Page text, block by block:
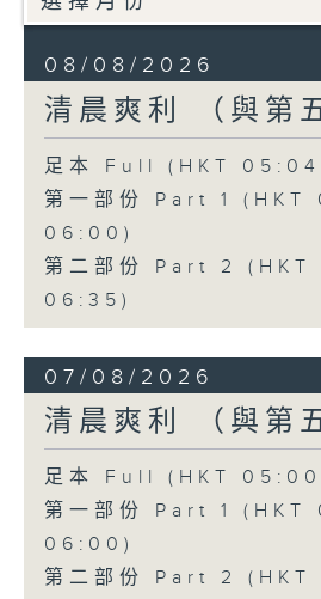
08/08/2026
清晨爽利 （與第
足本 Full (HKT
第一部份 Part 1
06:00)
第二部份 Part 2
06:35)
07/08/2026
清晨爽利 （與第
足本 Full (HKT
第一部份 Part 1
06:00)
第二部份 Part 2